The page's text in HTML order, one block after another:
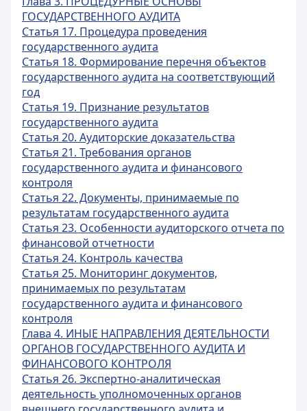
ГОСУДАРСТВЕННОГО АУДИТА
Статья 17. Процедура проведения
государственного аудита
Статья 18. Формирование перечня объектов
государственного аудита на соответствующий
год
Статья 19. Признание результатов
государственного аудита
Статья 20. Аудиторские доказательства
Статья 21. Требования органов
государственного аудита и финансового
контроля
Статья 22. Документы, принимаемые по
результатам государственного аудита
Статья 23. Особенности аудиторского отчета по
финансовой отчетности
Статья 24. Контроль качества
Статья 25. Мониторинг документов,
принимаемых по результатам
государственного аудита и финансового
контроля
Глава 4. ИНЫЕ НАПРАВЛЕНИЯ ДЕЯТЕЛЬНОСТИ
ОРГАНОВ ГОСУДАРСТВЕННОГО АУДИТА И
ФИНАНСОВОГО КОНТРОЛЯ
Статья 26. Экспертно-аналитическая
деятельность уполномоченных органов